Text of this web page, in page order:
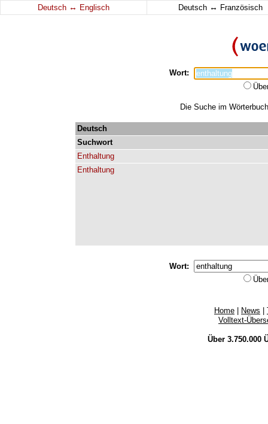
Deutsch ↔ Englisch Deutsch ↔ Französisch
Wort:
Die Suche im
Deutsch
Suchwort
Enthaltung
Enthaltung
Wort:
Home News
Volltext-
Über 3.750.000